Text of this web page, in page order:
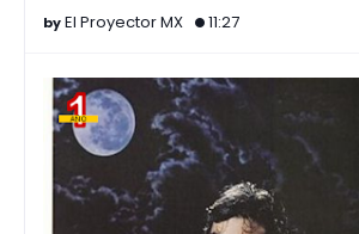
El Proyector MX 11:27